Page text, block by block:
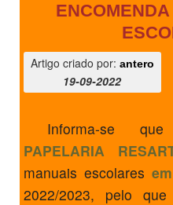
Artigo criado por: antero
19-09-2022
Informa-se
PAPELARIA
manuais escolares
2022/2023, pelo